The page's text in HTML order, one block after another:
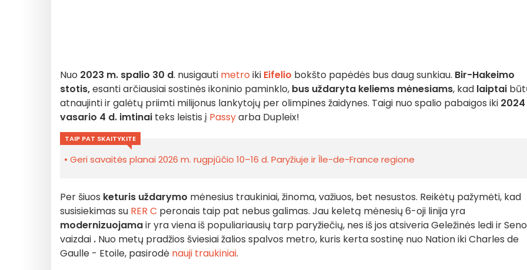
Nuo 2023 m. spalio 30 d. nusigauti metro iki Eifelio bokšto papėdės bus daug sunkiau. Bir-Hakeimo
stotis,esanti arčiausiai sostinės ikoninio paminklo, bus uždaryta keliems mėnesiams, kad laiptai
atnaujinti ir galėtų priimti milijonus lankytojų per olimpines žaidynes. Taigi nuo spalio pabaigos iki
vasario 4 d. imtinai teks leistis į Passyarba Dupleix!
TAIP PAT SKAITYKITE
Geri savaitės planai 2026 m. rugpjūčio 10–16 d. Paryžiuje ir Île-de-France regione
Per šiuos keturis uždarymo mėnesius traukiniai, žinoma, važiuos, bet nesustos. Reikėtų pažymėti, kad
susisiekimas su RER C peronais taip pat nebus galimas. Jau keletą mėnesių 6-oji linija yra
modernizuojamair yra viena iš populiariausių tarp paryžiečių, nes iš jos atsiveria Geležinės ledi ir
vaizdai . Nuo metų pradžios šviesiai žalios spalvos metro, kuris kerta sostinę nuo Nation iki Charles de
Gaulle - Etoile, pasirodė nauji traukiniai.